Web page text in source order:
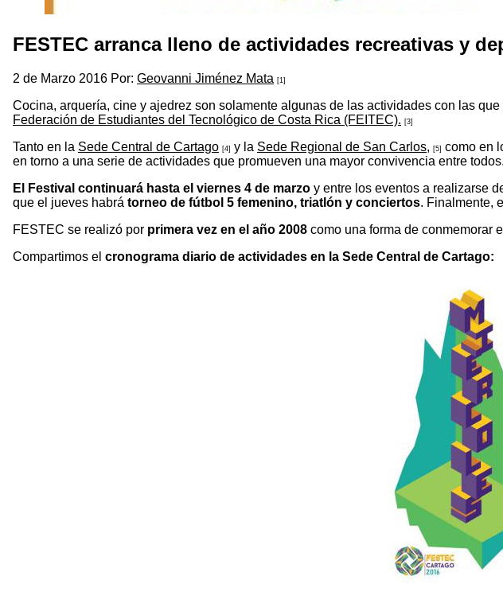
FESTEC arranca lleno de actividades recreativas y
2 de Marzo 2016 Por: Geovanni Jiménez Mata [1]
Cocina, arquería, cine y ajedrez son solamente algunas de las actividades con las que
Federación de Estudiantes del Tecnológico de Costa Rica (FEITEC). [3]
Tanto en la Sede Central de Cartago [4] y la Sede Regional de San Carlos, [5] como en
en torno a una serie de actividades que promueven una mayor convivencia entre todos.
El Festival continuará hasta el viernes 4 de marzo y entre los eventos a realizarse
que el jueves habrá torneo de fútbol 5 femenino, triatlón y conciertos. Finalmente,
FESTEC se realizó por primera vez en el año 2008 como una forma de conmemorar
Compartimos el cronograma diario de actividades en la Sede Central de Cartago: